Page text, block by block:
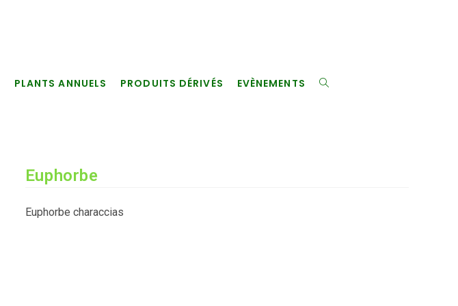
PLANTS ANNUELS PRODUITS DÉRIVÉS EVÈNEMENTS TOGGLE
Euphorbe
Euphorbe characcias